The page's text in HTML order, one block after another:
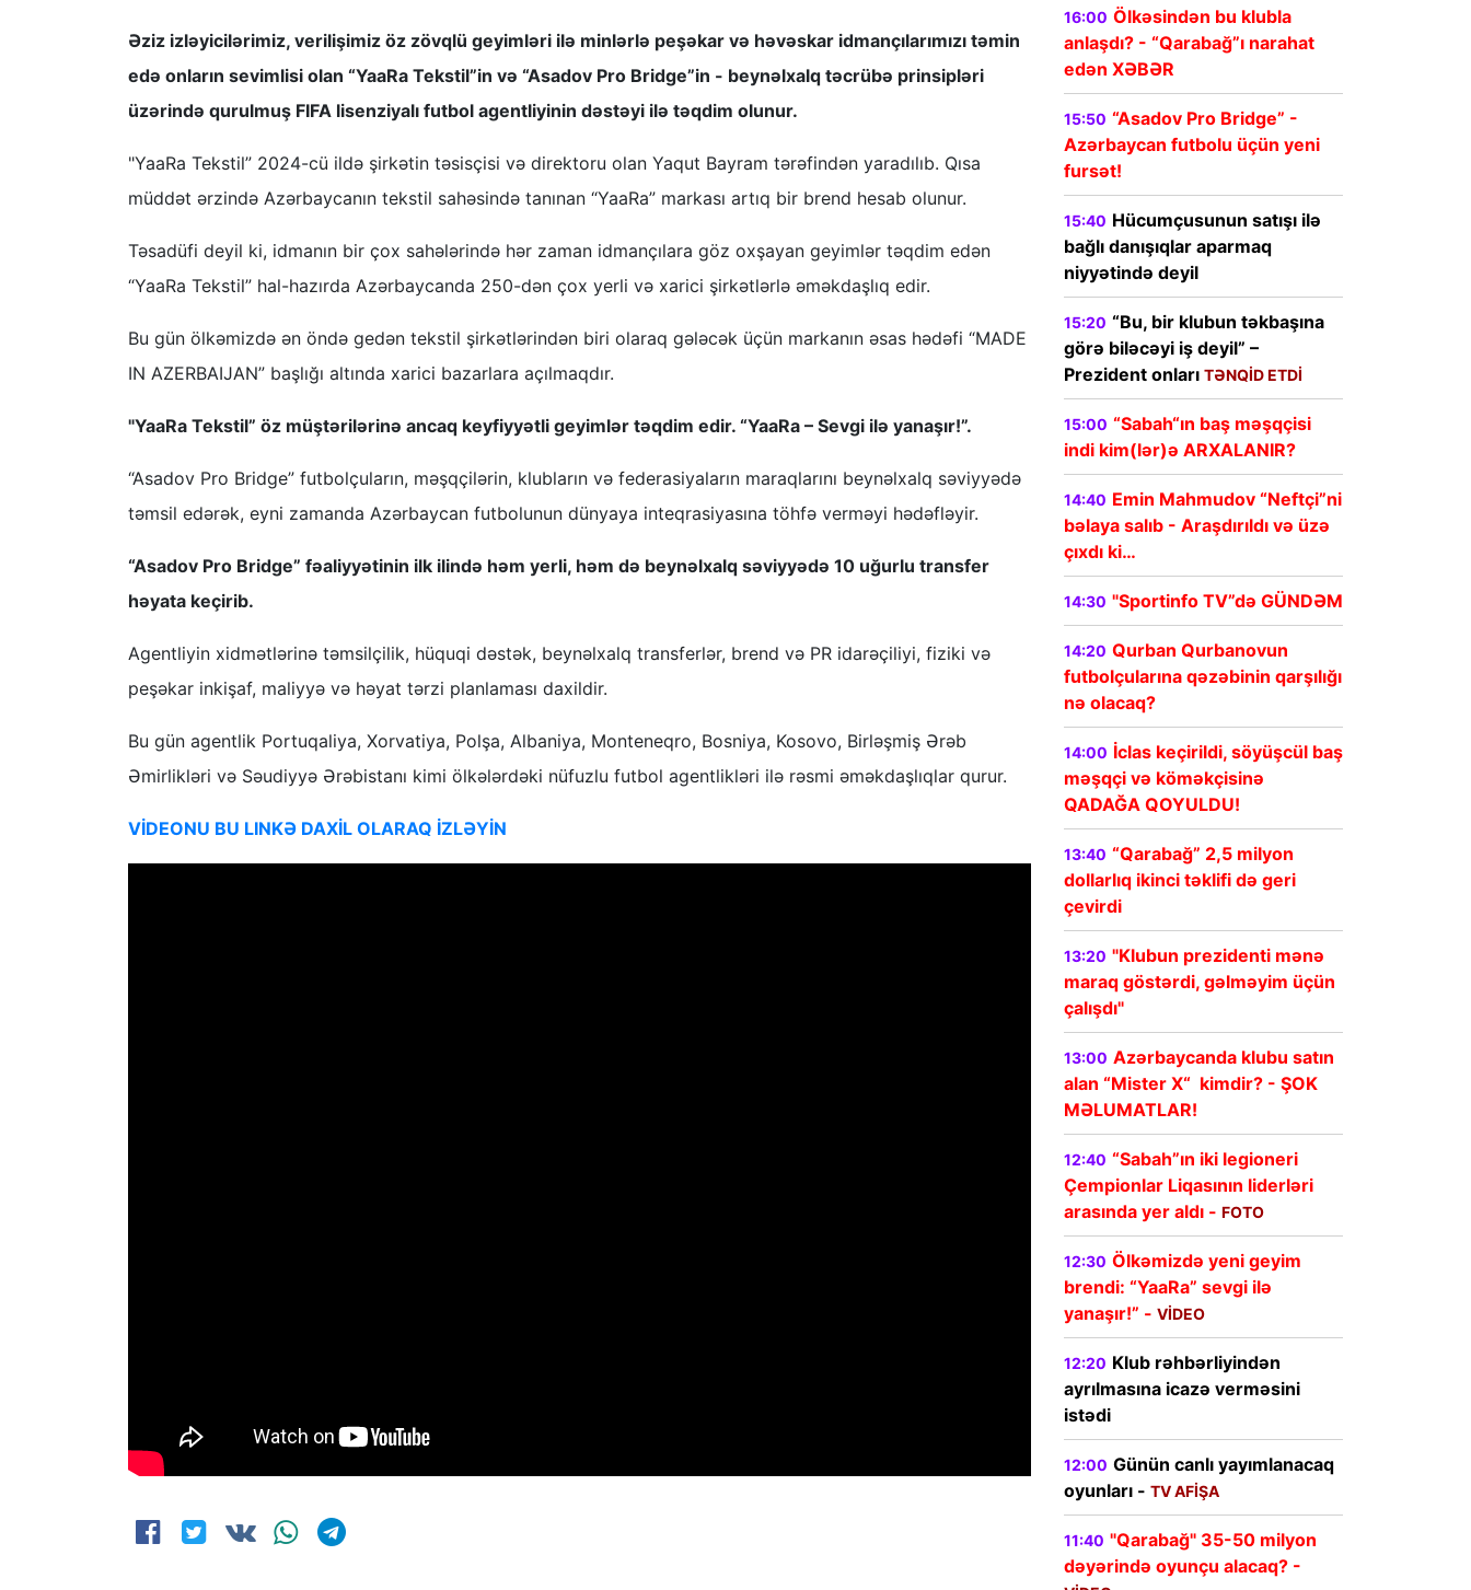
Əziz izləyicilərimiz, verilişimiz öz zövqlü geyimləri ilə minlərlə peşəkar və həvəskar idmançılarımızı təmin
edə onların sevimlisi olan “YaaRa Tekstil”in və “Asadov Pro Bridge”in - beynəlxalq təcrübə prinsipləri
üzərində qurulmuş FIFA lisenziyalı futbol agentliyinin dəstəyi ilə təqdim olunur.
"YaaRa Tekstil” 2024-cü ildə şirkətin təsisçisi və direktoru olan Yaqut Bayram tərəfindən yaradılıb. Qısa
müddət ərzində Azərbaycanın tekstil sahəsində tanınan “YaaRa” markası artıq bir brend hesab olunur.
Təsadüfi deyil ki, idmanın bir çox sahələrində hər zaman idmançılara göz oxşayan geyimlər təqdim edən
“YaaRa Tekstil” hal-hazırda Azərbaycanda 250-dən çox yerli və xarici şirkətlərlə əməkdaşlıq edir.
Bu gün ölkəmizdə ən öndə gedən tekstil şirkətlərindən biri olaraq gələcək üçün markanın əsas hədəfi “MADE
IN AZERBAIJAN” başlığı altında xarici bazarlara açılmaqdır.
"YaaRa Tekstil” öz müştərilərinə ancaq keyfiyyətli geyimlər təqdim edir. “YaaRa – Sevgi ilə yanaşır!”.
“Asadov Pro Bridge” futbolçuların, məşqçilərin, klubların və federasiyaların maraqlarını beynəlxalq səviyyədə
təmsil edərək, eyni zamanda Azərbaycan futbolunun dünyaya inteqrasiyasına töhfə verməyi hədəfləyir.
“Asadov Pro Bridge” fəaliyyətinin ilk ilində həm yerli, həm də beynəlxalq səviyyədə 10 uğurlu transfer
həyata keçirib.
Agentliyin xidmətlərinə təmsilçilik, hüquqi dəstək, beynəlxalq transferlər, brend və PR idarəçiliyi, fiziki və
peşəkar inkişaf, maliyyə və həyat tərzi planlaması daxildir.
Bu gün agentlik Portuqaliya, Xorvatiya, Polşa, Albaniya, Monteneqro, Bosniya, Kosovo, Birləşmiş Ərəb
Əmirlikləri və Səudiyyə Ərəbistanı kimi ölkələrdəki nüfuzlu futbol agentlikləri ilə rəsmi əməkdaşlıqlar qurur.
VİDEONU BU LINKƏ DAXİL OLARAQ İZLƏYİN
16:00 Ölkəsindən bu klubla
anlaşdı? - “Qarabağ”ı narahat
edən XƏBƏR
15:50 “Asadov Pro Bridge” -
Azərbaycan futbolu üçün yeni
fursət!
15:40 Hücumçusunun satışı ilə
bağlı danışıqlar aparmaq
niyyətində deyil
15:20 “Bu, bir klubun təkbaşına
görə biləcəyi iş deyil” –
Prezident onları TƏNQİD ETDİ
15:00 “Sabah“ın baş məşqçisi
indi kim(lər)ə ARXALANIR?
14:40 Emin Mahmudov “Neftçi”ni
bəlaya salıb - Araşdırıldı və üzə
çıxdı ki…
14:30 "Sportinfo TV”də GÜNDƏM
14:20 Qurban Qurbanovun
futbolçularına qəzəbinin qarşılığı
nə olacaq?
14:00 İclas keçirildi, söyüşcül baş
məşqçi və köməkçisinə
QADAĞA QOYULDU!
13:40 “Qarabağ” 2,5 milyon
dollarlıq ikinci təklifi də geri
çevirdi
13:20 "Klubun prezidenti mənə
maraq göstərdi, gəlməyim üçün
çalışdı"
13:00 Azərbaycanda klubu satın
alan “Mister X“ kimdir? - ŞOK
MƏLUMATLAR!
12:40 “Sabah”ın iki legioneri
Çempionlar Liqasının liderləri
arasında yer aldı - FOTO
12:30 Ölkəmizdə yeni geyim
brendi: “YaaRa” sevgi ilə
yanaşır!” - VİDEO
12:20 Klub rəhbərliyindən
ayrılmasına icazə verməsini
istədi
12:00 Günün canlı yayımlanacaq
oyunları - TV AFİŞA
11:40 "Qarabağ" 35-50 milyon
dəyərində oyunçu alacaq? -